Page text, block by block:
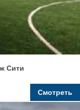
Сити
Смотреть